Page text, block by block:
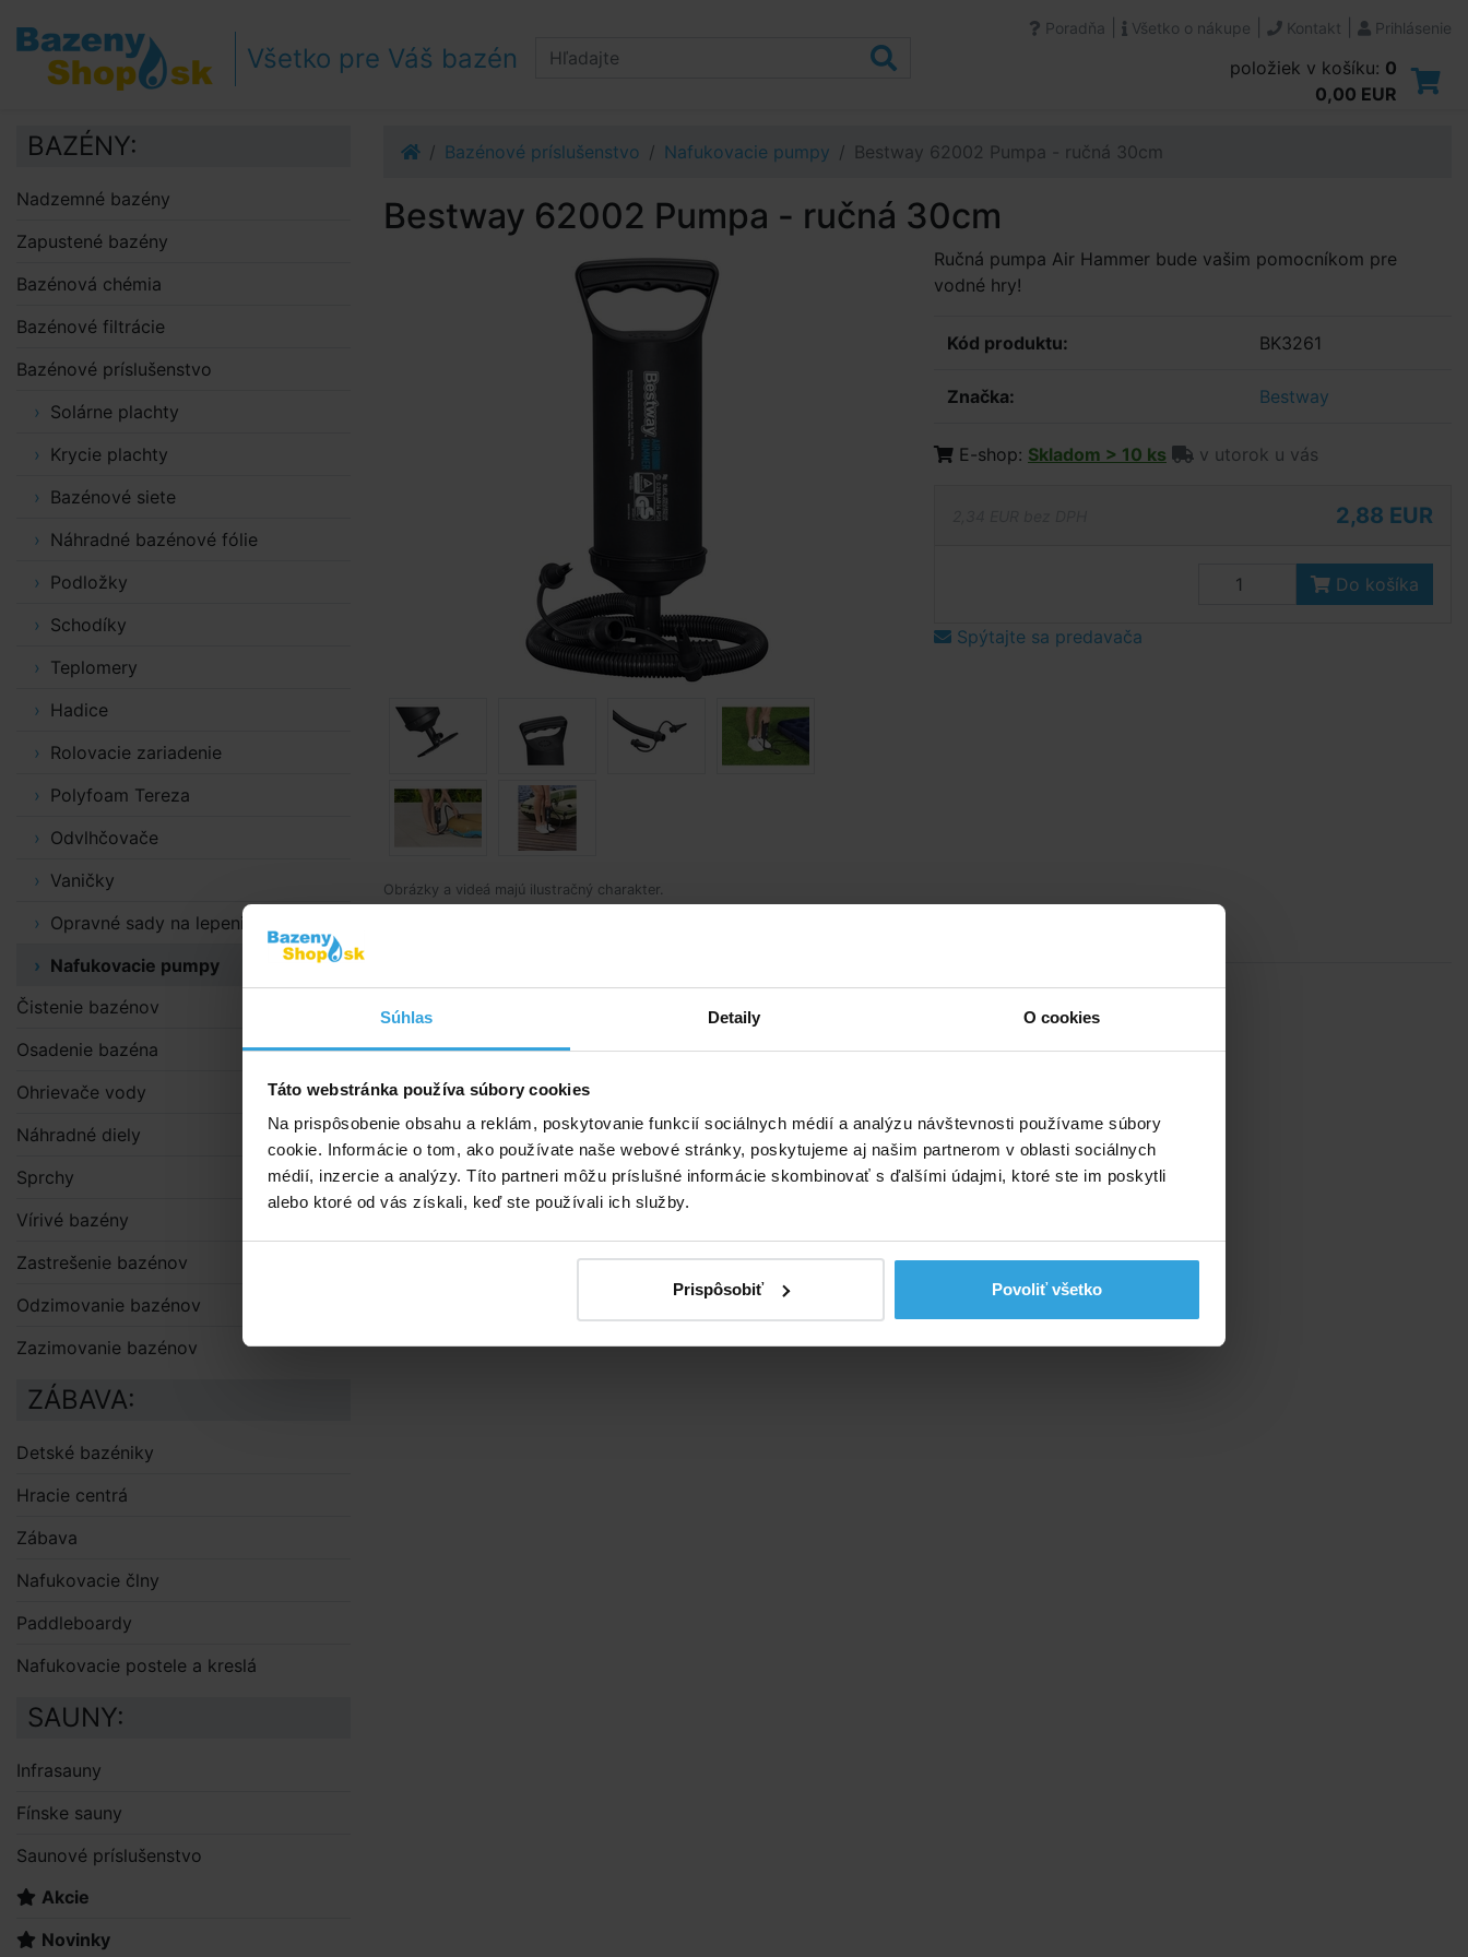
Súhlas Detaily O cookies
Táto webstránka používa súbory cookies
Na prispôsobenie obsahu a reklám, poskytovanie funkcií sociálnych médií a analýzu návštevnosti používame súbory
cookie. Informácie o tom, ako používate naše webové stránky, poskytujeme aj našim partnerom v oblasti sociálnych
médií, inzercie a analýzy. Títo partneri môžu príslušné informácie skombinovať s ďalšími údajmi, ktoré ste im poskytli
alebo ktoré od vás získali, keď ste používali ich služby.
Prispôsobiť Povoliť všetko
Prejsť na obsah
Prejsť k bočnému stĺpci
Klávesové skratky
Všetko pre Váš bazén
Poradňa Všetko o nákupe Kontakt Prihlásenie
položiek v košíku: 0
0,00 EUR
Bazénové príslušenstvo Nafukovacie pumpy Bestway 62002 Pumpa - ručná 30cm
Bestway 62002 Pumpa - ručná 30cm
Obrázky a videá majú ilustračný charakter.
Ručná pumpa Air Hammer bude vašim pomocníkom pre
vodné hry!
Kód produktu: BK3261
Značka: Bestway
E-shop: Skladom > 10 ks v utorok u vás
2,88 EUR
Do košíka
Spýtajte sa predavača
Podrobný popis
Pumpa s objemom 0,85 l/cyklus disponuje veľkou vzduchovou komorou
Je navrhnutá tak, aby v nej bol maximálny prúd vzduchu.
Nafukovanie pri pohybe hore aj dole.
Súčasťou pumpy je pružná hadica.
pre takmer všetky nafukovacie ventily.
BAZÉNY:
Nadzemné bazény
Zapustené bazény
Bazénová chémia
Bazénové filtrácie
Bazénové príslušenstvo
Solárne plachty
Krycie plachty
Bazénové siete
Náhradné bazénové fólie
Podložky
Schodíky
Teplomery
Hadice
Rolovacie zariadenie
Polyfoam Tereza
Odvlhčovače
Vaničky
Opravné sady na lepenie
Nafukovacie pumpy
Čistenie bazénov
Osadenie bazéna
Ohrievače vody
Náhradné diely
Sprchy
Vírivé bazény
Zastrešenie bazénov
Odzimovanie bazénov
Zazimovanie bazénov
ZÁBAVA:
Detské bazéniky
Hracie centrá
Zábava
Nafukovacie člny
Paddleboardy
Nafukovacie postele a kreslá
SAUNY:
Infrasauny
Fínske sauny
Saunové príslušenstvo
Akcie
Novinky